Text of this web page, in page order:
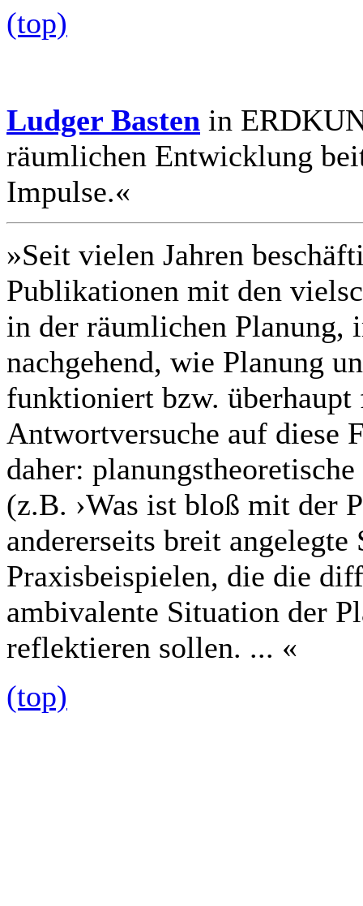
(top)
Ludger Basten in
räumlichen Entwicklung
Impulse.«
»Seit vielen Jahren
Publikationen mit den
in der räumlichen Planung,
nachgehend, wie Planung
funktioniert bzw.
Antwortversuche auf diese
daher:
(z.B. ›Was ist bloß mit der
andererseits breit angelegte
Praxisbeispielen, die die
ambivalente Situation der
reflektieren sollen. ... «
(top)